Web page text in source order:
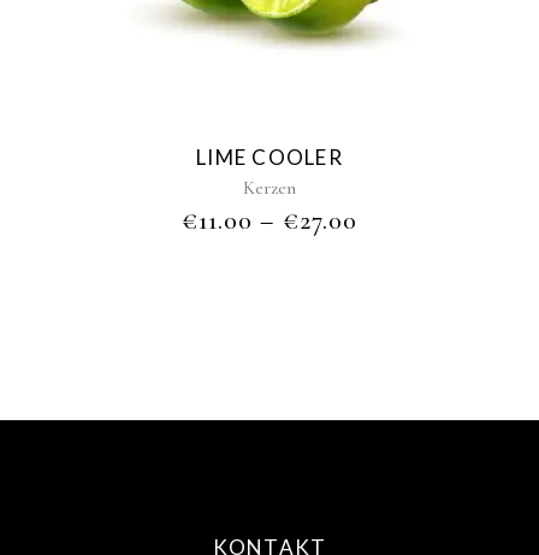
variants.
chosen
the
LIME COOLER
Kerzen
€11.00 – €27.00
KONTAKT